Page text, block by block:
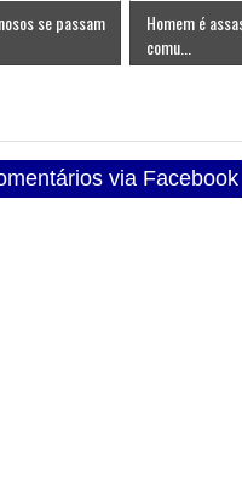
se passam
Homem é
comu...
via Facebook